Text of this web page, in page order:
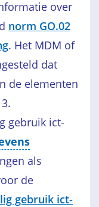
over
norm GO.02
. Het MDM of
dat
de elementen
gebruik ict-
als
de
gebruik ict-